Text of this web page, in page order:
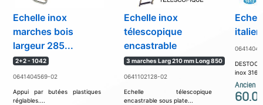
Echelle inox
marches bois
largeur 285...
2+2 - 1042
0641404569-02
Appui par butées plastiques
réglables....
Echelle inox
télescopique
encastrable
3 marches Larg 210 mm Long 850
0641102128-02
Echelle télescopique
encastrable sous plate...
inox 316
Ancien